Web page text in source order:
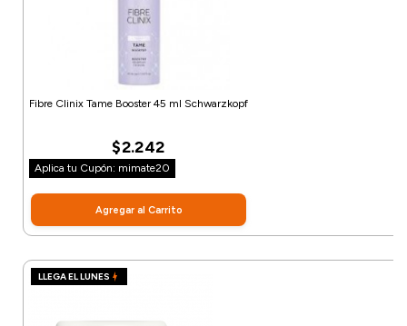
Fibre Clinix Tame Booster 45 ml Schwarzkopf
$2.242
Aplica tu Cupón: mimate20
Agregar al Carrito
LLEGA EL LUNES